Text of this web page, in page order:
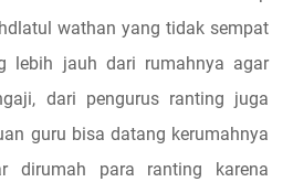
wathan yang tidak sempat
lebih jauh dari rumahnya agar
dari pengurus ranting juga
guru bisa datang kerumahnya
dirumah para ranting karena